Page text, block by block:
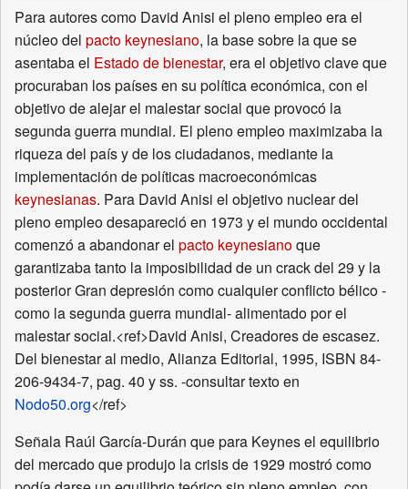
Para autores como David Anisi el pleno empleo era el
núcleo del pacto keynesiano, la base sobre la que se
asentaba el Estado de bienestar, era el objetivo clave que
procuraban los países en su política económica, con el
objetivo de alejar el malestar social que provocó la
segunda guerra mundial. El pleno empleo maximizaba la
riqueza del país y de los ciudadanos, mediante la
implementación de políticas macroeconómicas
keynesianas. Para David Anisi el objetivo nuclear del
pleno empleo desapareció en 1973 y el mundo occidental
comenzó a abandonar el pacto keynesianoque
garantizaba tanto la imposibilidad de un crack del 29 y la
posterior Gran depresión como cualquier conflicto bélico -
como la segunda guerra mundial- alimentado por el
malestar social.<ref>David Anisi, Creadores de escasez.
Del bienestar al medio, Alianza Editorial, 1995, ISBN 84-
206-9434-7, pag. 40 y ss. -consultar texto en
Nodo50.org</ref>
Señala Raúl García-Durán que para Keynes el equilibrio
del mercado que produjo la crisis de 1929 mostró como